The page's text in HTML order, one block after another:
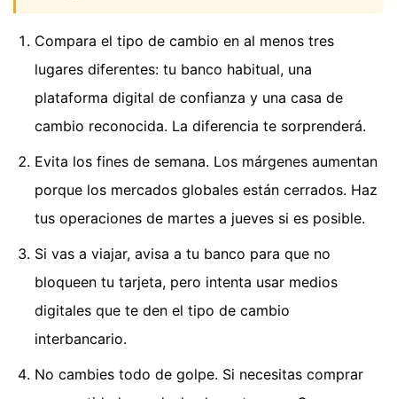
Compara el tipo de cambio en al menos tres
lugares diferentes: tu banco habitual, una
plataforma digital de confianza y una casa de
cambio reconocida. La diferencia te sorprenderá.
Evita los fines de semana. Los márgenes aumentan
porque los mercados globales están cerrados. Haz
tus operaciones de martes a jueves si es posible.
Si vas a viajar, avisa a tu banco para que no
bloqueen tu tarjeta, pero intenta usar medios
digitales que te den el tipo de cambio
interbancario.
No cambies todo de golpe. Si necesitas comprar